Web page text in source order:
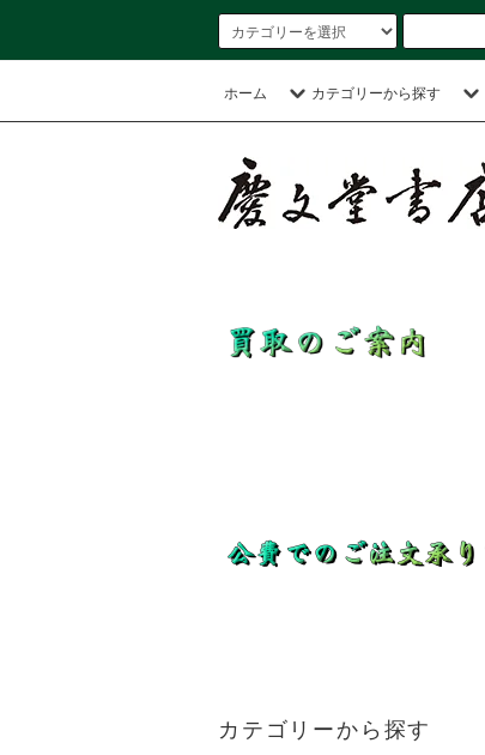
ホーム カテゴリーから探す
カテゴリーから探す